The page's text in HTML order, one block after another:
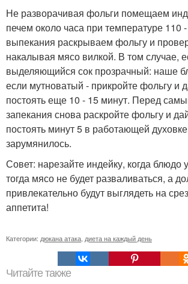
Не разворачивая фольги помещаем
печем около часа при температуре 110
выпекания раскрываем фольгу и
накалывая мясо вилкой. В том случае,
выделяющийся сок прозрачный: наше
если мутноватый - прикройте фольгу и
постоять еще 10 - 15 минут. Перед
запекания снова раскройте фольгу и
постоять минут 5 в работающей
зарумянилось.
Совет: нарезайте индейку, когда блюдо
тогда мясо не будет разваливаться, а
привлекательно будут выглядеть на
аппетита!
Категории: дюкана атака диета на каждый день
Читайте также